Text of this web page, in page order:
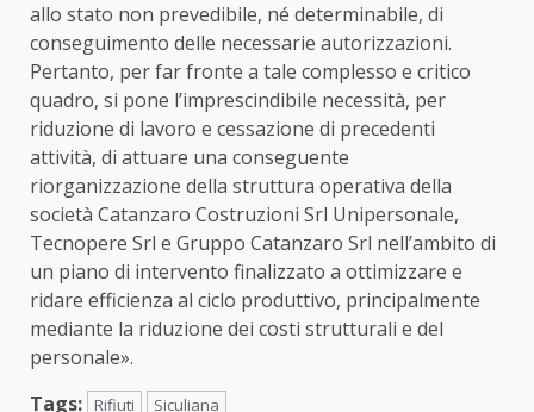
allo stato non prevedibile, né determinabile, di
conseguimento delle necessarie autorizzazioni.
Pertanto, per far fronte a tale complesso e critico
quadro, si pone l’imprescindibile necessità, per
riduzione di lavoro e cessazione di precedenti
attività, di attuare una conseguente
riorganizzazione della struttura operativa della
società Catanzaro Costruzioni Srl Unipersonale,
Tecnopere Srl e Gruppo Catanzaro Srl nell’ambito di
un piano di intervento finalizzato a ottimizzare e
ridare efficienza al ciclo produttivo, principalmente
mediante la riduzione dei costi strutturali e del
personale».
Tags:
Rifiuti Siculiana